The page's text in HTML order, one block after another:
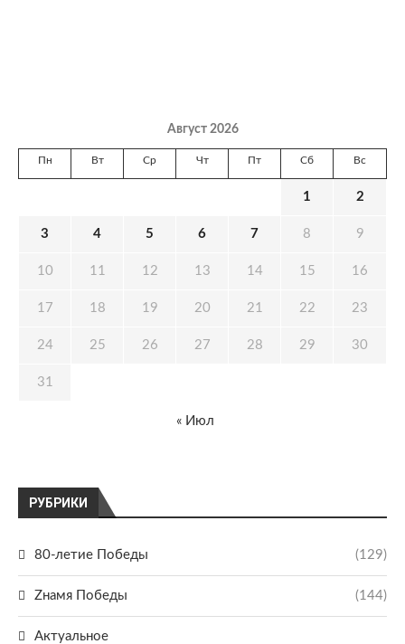
РУБРИКИ
80-летие Победы (129)
Zнамя Победы (144)
Актуальное
Август 2026
Пн Вт Ср Чт Пт Сб Вс
1 2
3 4 5 6 7 8 9
10 11 12 13 14 15 16
17 18 19 20 21 22 23
24 25 26 27 28 29 30
31
« Июл